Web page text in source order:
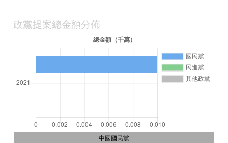
政黨提案總金額分佈
中國國民黨